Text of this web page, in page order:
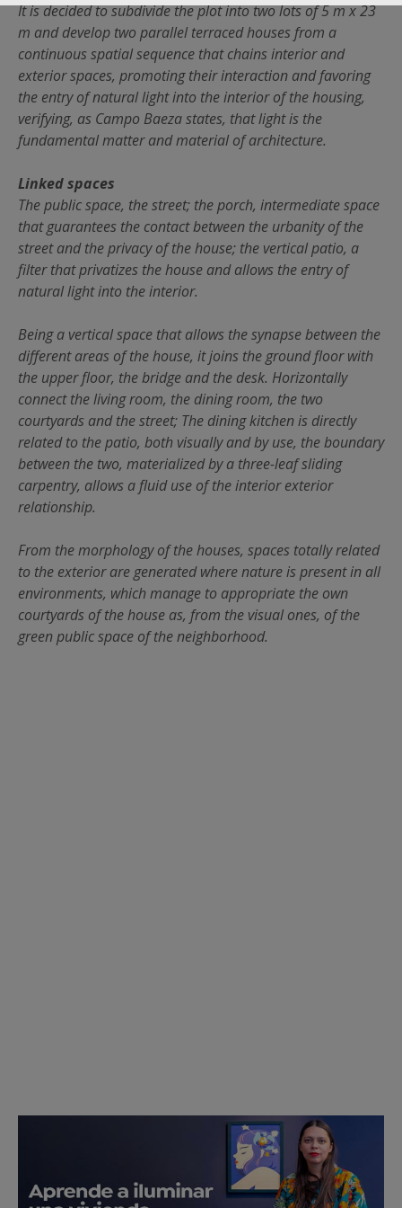
It is decided to subdivide the plot into two lots of 5 m x 23
m and develop two parallel terraced houses from a
continuous spatial sequence that chains interior and
exterior spaces, promoting their interaction and favoring
the entry of natural light into the interior of the housing,
verifying, as Campo Baeza states, that light is the
fundamental matter and material of architecture.
Linked spaces
The public space, the street; the porch, intermediate space
that guarantees the contact between the urbanity of the
street and the privacy of the house; the vertical patio, a
filter that privatizes the house and allows the entry of
natural light into the interior.
Being a vertical space that allows the synapse between the
different areas of the house, it joins the ground floor with
the upper floor, the bridge and the desk. Horizontally
connect the living room, the dining room, the two
courtyards and the street; The dining kitchen is directly
related to the patio, both visually and by use, the boundary
between the two, materialized by a three-leaf sliding
carpentry, allows a fluid use of the interior exterior
relationship.
From the morphology of the houses, spaces totally related
to the exterior are generated where nature is present in all
environments, which manage to appropriate the own
courtyards of the house as, from the visual ones, of the
green public space of the neighborhood.